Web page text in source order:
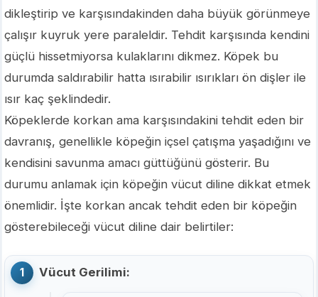
dikleştirip ve karşısındakinden daha büyük görünmeye
çalışır kuyruk yere paraleldir. Tehdit karşısında kendini
güçlü hissetmiyorsa kulaklarını dikmez. Köpek bu
durumda saldırabilir hatta ısırabilir ısırıkları ön dişler ile
ısır kaç şeklindedir.
Köpeklerde korkan ama karşısındakini tehdit eden bir
davranış, genellikle köpeğin içsel çatışma yaşadığını ve
kendisini savunma amacı güttüğünü gösterir. Bu
durumu anlamak için köpeğin vücut diline dikkat etmek
önemlidir. İşte korkan ancak tehdit eden bir köpeğin
gösterebileceği vücut diline dair belirtiler:
Vücut Gerilimi: